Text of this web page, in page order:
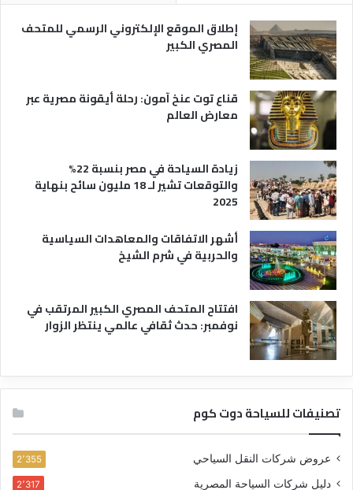
ر
ي
إطلاق الموقع الإلكتروني الرسمي للمتحف
المصري الكبير
قناع توت عنخ آمون: رحلة أيقونة مصرية عبر
معارض العالم
زيادة السياحة في مصر بنسبة 22%
والتوقعات تشير لـ 18 مليون سائح بنهاية
2025
أشهر الاتفاقات والمعاهدات السياسية
والحربية في شرم الشيخ
افتتاح المتحف المصري الكبير المرتقب في
نوفمبر: حدث ثقافي عالمي ينتظر الزوار
تصنيفات للسياحة دوت كوم
عروض شركات النقل السياحي 2٬355
دليل شركات السياحة المصرية 2٬317